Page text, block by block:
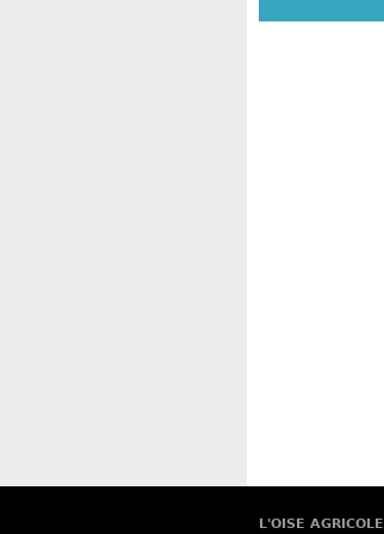
L'OISE AGRICOLE